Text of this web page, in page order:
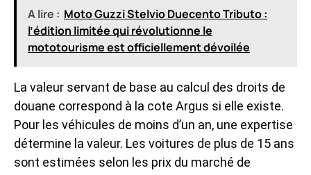
A lire : Moto Guzzi Stelvio Duecento Tributo :
l’édition limitée qui révolutionne le
mototourisme est officiellement dévoilée
La valeur servant de base au calcul des droits de
douane correspond à la cote Argus si elle existe.
Pour les véhicules de moins d’un an, une expertise
détermine la valeur. Les voitures de plus de 15 ans
sont estimées selon les prix du marché de